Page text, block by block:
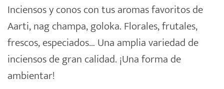
Inciensosy conos con tus aromas favoritos de
Aarti, nag champa,goloka. Florales, frutales,
frescos, especiados… Una amplia variedad de
inciensos de gran calidad. ¡Una forma de
ambientar!